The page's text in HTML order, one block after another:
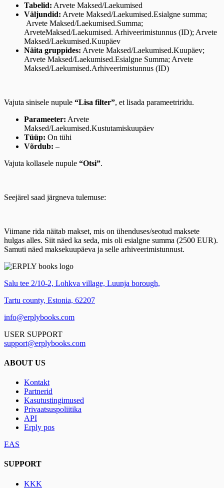
Tabelid: Arvete Maksed/Laekumised
Väljundid: Arvete Maksed/Laekumised.Esialgne summa;
Arvete Maksed/Laekumised.Summa;
ArveteMaksed/Laekumised. Arhiveerimistunnus (ID); Arvete
Maksed/Laekumised.Kuupäev
Näita gruppides: Arvete Maksed/Laekumised.Kuupäev;
Arvete Maksed/Laekumised.Esialgne Summa; Arvete
Maksed/Laekumised.Arhiveerimistunnus (ID)
Vajuta sinisele nupule “Lisa filter”, et lisada parameetriridu.
Parameeter: Arvete
Maksed/Laekumised.Kustutamiskuupäev
Tüüp: On tühi
Võrdub: –
Vajuta kollasele nupule “Otsi”.
Seejärel saad järgneva tulemuse:
Viimane rida näitab makset, mis on ühenduses/seotud maksete
hulgas alles. Siit näed ka seda, mis oli esialgne summa (2500 EUR).
Samuti näed maksekuupäeva ja selle arhiveerimistunnust.
Salu tee 2/10-2, Lohkva village, Luunja borough,
Tartu county, Estonia, 62207
info@erplybooks.com
USER SUPPORT
support@erplybooks.com
ABOUT US
Kontakt
Partnerid
Kasutustingimused
Privaatsuspoliitika
API
Erply pos
EAS
SUPPORT
KKK